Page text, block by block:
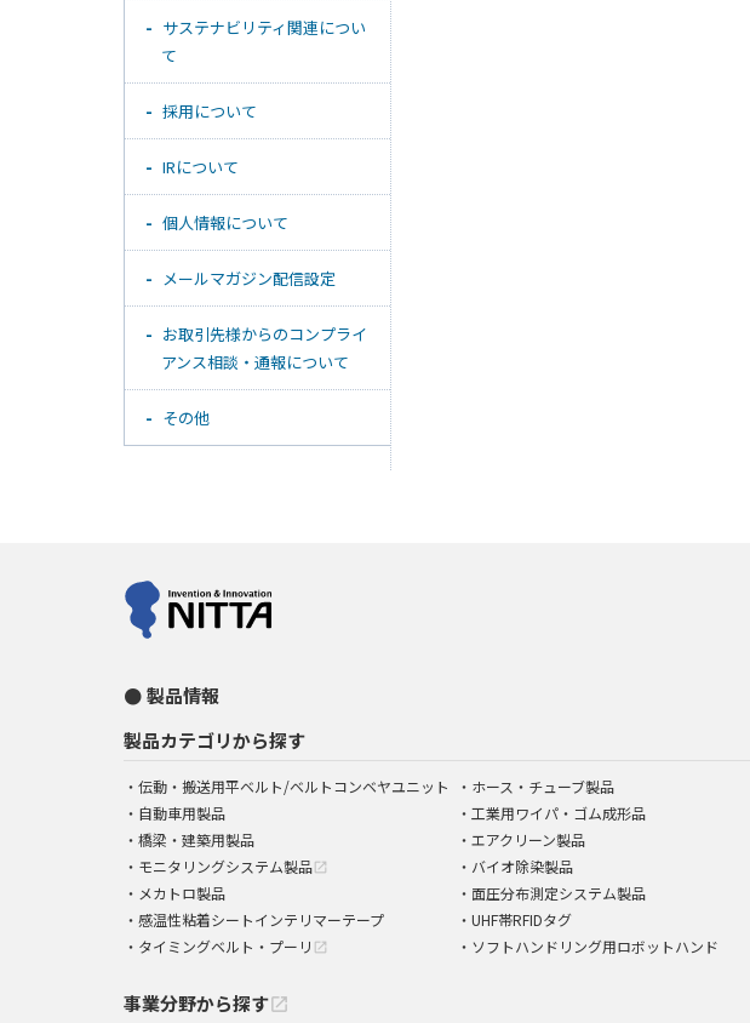
サステナビリティ関連につい
て
採用について
IRについて
個人情報について
メールマガジン配信設定
お取引先様からのコンプライ
アンス相談・通報について
その他
製品情報
製品カテゴリから探す
伝動・搬送用平ベルト/ベルトコンベヤユニット
ホース・チューブ製品
自動車用製品
工業用ワイパ・ゴム成形品
橋梁・建築用製品
エアクリーン製品
モニタリングシステム製品 open_in_new
バイオ除染製品
メカトロ製品
面圧分布測定システム製品
感温性粘着シートインテリマーテープ
UHF帯RFIDタグ
タイミングベルト・プーリ open_in_new ソフトハンドリング用ロボットハンド
事業分野から探すopen_in_new